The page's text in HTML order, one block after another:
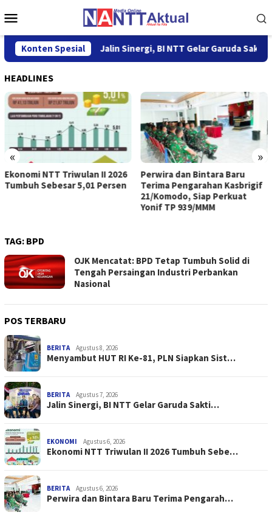
ke
Mobile
Konten SpesialJalin Sinergi, BI NTT Gelar Garuda Sakti Cross
HEADLINES
« »
Ekonomi NTT Triwulan II 2026
Tumbuh Sebesar 5,01 Persen
Perwira dan Bintara Baru
Terima Pengarahan Kasbrigif
21/Komodo, Siap Perkuat
Yonif TP 939/MMM
TAG: BPD
OJK Mencatat: BPD Tetap Tumbuh Solid di
Tengah Persaingan Industri Perbankan
Nasional
POS TERBARU
BERITA Agustus 8, 2026
Menyambut HUT RI Ke-81, PLN Siapkan Sist…
BERITA Agustus 7, 2026
Jalin Sinergi, BI NTT Gelar Garuda Sakti…
EKONOMI Agustus 6, 2026
Ekonomi NTT Triwulan II 2026 Tumbuh Sebe…
BERITA Agustus 6, 2026
Perwira dan Bintara Baru Terima Pengarah…